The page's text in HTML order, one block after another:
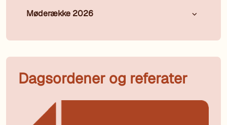
Møderække 2026
Dagsordener og referater